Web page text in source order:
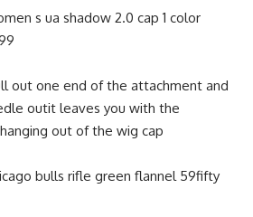
s ua shadow 2.0 cap 1 color
out one end of the attachment and
outit leaves you with the
out of the wig cap
bulls rifle green flannel 59fifty